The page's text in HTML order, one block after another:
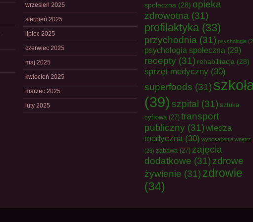
wrzesień 2025
sierpień 2025
lipiec 2025
czerwiec 2025
maj 2025
kwiecień 2025
marzec 2025
luty 2025
społeczna (28) opieka
zdrowotna (31)
profilaktyka (33)
przychodnia (31) psychologia
psychologia społeczna (29)
recepty (31) rehabilitacja (28)
sprzęt medyczny (30)
superfoods (31)
(39) szpital (31) sztuka
cyfrowa (27) transport
publiczny (31) wiedza
medyczna(30) wyposażenie wnętrz
(26) zabawa (27) zajęcia
dodatkowe (31) zdrowe
żywienie (31) zdrowie
(34)